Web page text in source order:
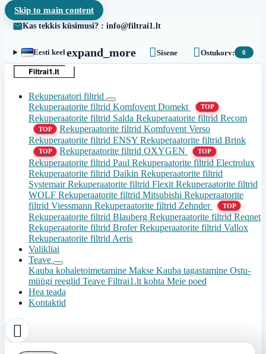
Skip to main content
Kas tekkis küsimusi? : info@filtrai1.lt
Eesti keelexpand_more Sisene Ostukorv: 0
Rekuperaatori filtrid
Rekuperaatorite filtrid Komfovent Domekt
TOP
Rekuperaatorite filtrid Salda Rekuperaatorite filtrid Recom
TOP
Rekuperaatorite filtrid Komfovent Verso
Rekuperaatorite filtrid ENSY Rekuperaatorite filtrid Brink
TOP Rekuperaatorite filtrid OXYGEN TOP
Rekuperaatorite filtrid Paul Rekuperaatorite filtrid Electrolux
Rekuperaatorite filtrid Daikin Rekuperaatorite filtrid
SystemairRekuperaatorite filtrid Flexit Rekuperaatorite filtrid
WOLF Rekuperaatorite filtrid Mitsubishi Rekuperaatorite
filtrid Viessmann Rekuperaatorite filtrid Zehnder TOP
Rekuperaatorite filtrid Blauberg Rekuperaatorite filtrid Reqnet
Rekuperaatorite filtrid BroferRekuperaatorite filtrid Vallox
Rekuperaatorite filtrid Aeris
Valikliai
Teave
Kauba kohaletoimetamine Makse Kauba tagastamine Ostu-
müügi reeglid Teave Filtrai1.lt kohta Meie poed
Hea teada
Kontaktid
